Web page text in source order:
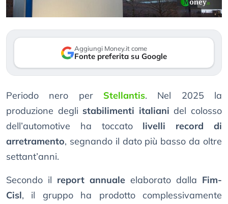
Aggiungi Money.it come
Fonte preferita su Google
Periodo nero per Stellantis. Nel 2025 la
produzione degli stabilimenti italiani del colosso
dell’automotive ha toccato livelli record di
arretramento, segnando il dato più basso da oltre
settant’anni.
Secondo il report annuale elaborato dalla Fim-
Cisl, il gruppo ha prodotto complessivamente